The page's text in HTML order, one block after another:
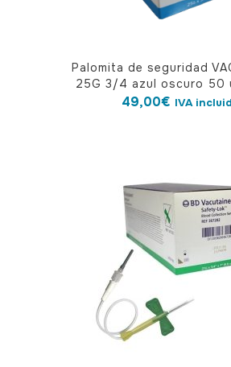
Palomita de seguridad
25G 3/4 azul oscuro 50
49,00€ IVA